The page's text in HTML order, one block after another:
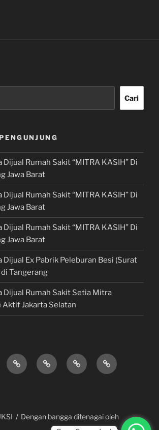
Cari
Dijual Rumah Sakit “MITRA KASIH” Di
Jawa Barat
Dijual Rumah Sakit “MITRA KASIH” Di
Jawa Barat
Dijual Rumah Sakit “MITRA KASIH” Di
Jawa Barat
Dijual Ex Pabrik Peleburan Besi (Surat
Tangerang
Dijual Rumah Sakit Setia Mitra
Aktif Jakarta Selatan
HOTEL
&
LAHAN
/
GEDUNG
KONSULTAN
PROPERTY
JUAL,
BELI
MOBIL
Dengan bangga ditenagai oleh